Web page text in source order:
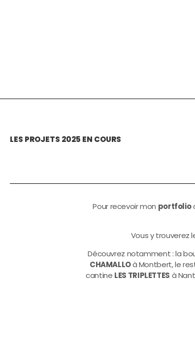
LES PROJETS 2025 EN COURS
Pour recevoir mon portfolio
Vous y trouverez
Découvrez notamment : la
CHAMALLOà Montbert, le
cantine LES TRIPLETTES à